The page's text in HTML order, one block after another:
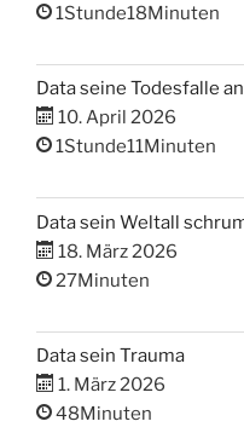
1Stunde18Minuten
Data seine Todesfalle
10. April 2026
1Stunde11Minuten
Data sein Weltall
18. März 2026
27Minuten
Data sein Trauma
1. März 2026
48Minuten